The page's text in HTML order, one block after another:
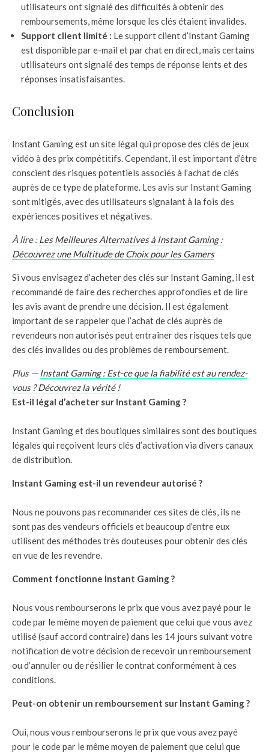
utilisateurs ont signalé des difficultés à obtenir des
remboursements, même lorsque les clés étaient invalides.
Support client limité : Le support client d’Instant Gaming
est disponible par e-mail et par chat en direct, mais certains
utilisateurs ont signalé des temps de réponse lents et des
réponses insatisfaisantes.
Conclusion
Instant Gaming est un site légal qui propose des clés de jeux
vidéo à des prix compétitifs. Cependant, il est important d’être
conscient des risques potentiels associés à l’achat de clés
auprès de ce type de plateforme. Les avis sur Instant Gaming
sont mitigés, avec des utilisateurs signalant à la fois des
expériences positives et négatives.
À lire :Les Meilleures Alternatives à Instant Gaming :
Découvrez une Multitude de Choix pour les Gamers
Si vous envisagez d’acheter des clés sur Instant Gaming, il est
recommandé de faire des recherches approfondies et de lire
les avis avant de prendre une décision. Il est également
important de se rappeler que l’achat de clés auprès de
revendeurs non autorisés peut entraîner des risques tels que
des clés invalides ou des problèmes de remboursement.
Plus — Instant Gaming : Est-ce que la fiabilité est au rendez-
vous ? Découvrez la vérité !
Est-il légal d’acheter sur Instant Gaming ?
Instant Gaming et des boutiques similaires sont des boutiques
légales qui reçoivent leurs clés d’activation via divers canaux
de distribution.
Instant Gaming est-il un revendeur autorisé ?
Nous ne pouvons pas recommander ces sites de clés, ils ne
sont pas des vendeurs officiels et beaucoup d’entre eux
utilisent des méthodes très douteuses pour obtenir des clés
en vue de les revendre.
Comment fonctionne Instant Gaming ?
Nous vous rembourserons le prix que vous avez payé pour le
code par le même moyen de paiement que celui que vous avez
utilisé (sauf accord contraire) dans les 14 jours suivant votre
notification de votre décision de recevoir un remboursement
ou d’annuler ou de résilier le contrat conformément à ces
conditions.
Peut-on obtenir un remboursement sur Instant Gaming ?
Oui, nous vous rembourserons le prix que vous avez payé
pour le code par le même moyen de paiement que celui que